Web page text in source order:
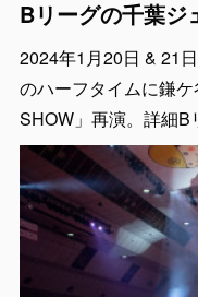
2024年1月20日 & 21
のハーフタイムに鎌
SHOW」再演。詳細